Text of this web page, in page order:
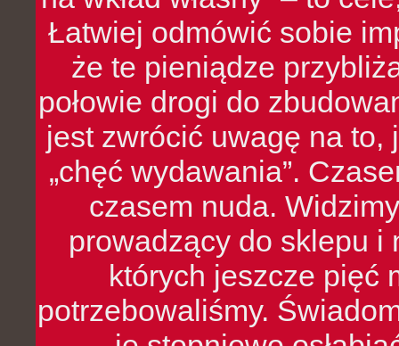
Łatwiej odmówić sobie
że te pieniądze
połowie drogi do
jest zwrócić uwagę na to,
„chęć wydawania”.
czasem nuda.
prowadzący do sklepu i
których jeszcze pięć
potrzebowaliśmy.